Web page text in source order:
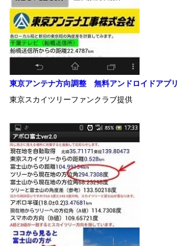
東京アンテナ方向調整 無料アンドロイドアプリ
東京スカイツリーファンクラブ提供